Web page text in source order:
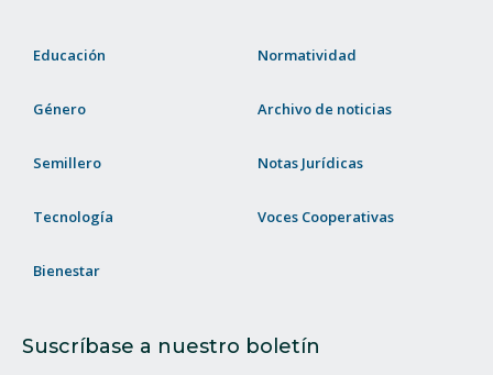
Educación
Género
Semillero
Tecnología
Bienestar
Normatividad
Archivo de noticias
Notas Jurídicas
Voces Cooperativas
Suscríbase a nuestro boletín